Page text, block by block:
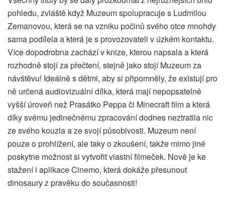
pohledu, zvláště když Muzeum spolupracuje s Ludmilou
Zemanovou, která se na vzniku počinů svého otce mnohdy
sama podílela a která je s provozovateli v úzkém kontaktu.
Více dopodrobna zachází v knize, kterou napsala a která
rozhodně stojí za přečtení, stejně jako stojí Muzeum za
návštěvu! Ideálně s dětmi, aby si připomněly, že existují pro
ně určená audiovizuální dílka, která mají nepopsatelně
vyšší úroveň než Prasátko Peppa či Minecraft film a která
díky svému jedinečnému zpracování dodnes neztratila nic
ze svého kouzla a ze svojí působivosti. Muzeum není
pouze o prohlížení, ale taky o zkoušení, takže mimo jiné
poskytne možnost si vytvořit vlastní filmeček. Nově je ke
stažení i aplikace Cinemo, která dokáže přesunout
dinosaury z pravěku do současnosti!